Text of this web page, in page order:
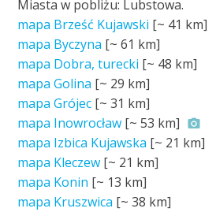
Miasta w pobliżu: Lubstowa.
mapa Brześć Kujawski [~ 41 km]
mapa Byczyna [~61 km]
mapa Dobra, turecki [~ 48 km]
mapa Golina [~ 29 km]
mapa Grójec [~31 km]
mapa Inowrocław [~53 km]
mapa Izbica Kujawska [~ 21 km]
mapa Kleczew [~ 21 km]
mapa Konin [~ 13 km]
mapa Kruszwica [~38 km]